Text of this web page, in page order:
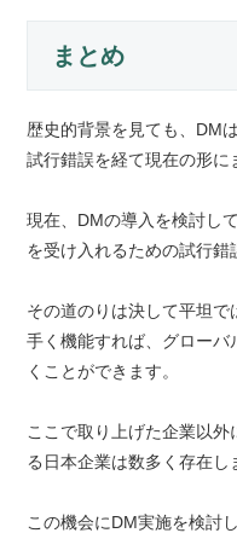
まとめ
歴史的背景を見ても、DM
試行錯誤を経て現在の形に
現在、DMの導入を検討し
を受け入れるための試行錯
その道のりは決して平坦
手く機能すれば、グロー
くことができます。
ここで取り上げた企業以
る日本企業は数多く存在し
この機会にDM実施を検討